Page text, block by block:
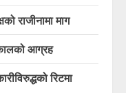
राजीनामा माग
आग्रह
रिटमा